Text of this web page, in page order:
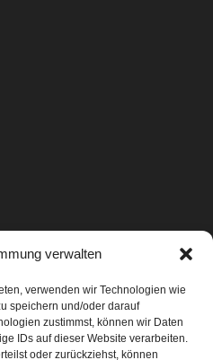
verwalten
verwenden wir Technologien wie
speichern und/oder darauf
zustimmst, können wir Daten
IDs auf dieser Website verarbeiten.
oder zurückziehst, können